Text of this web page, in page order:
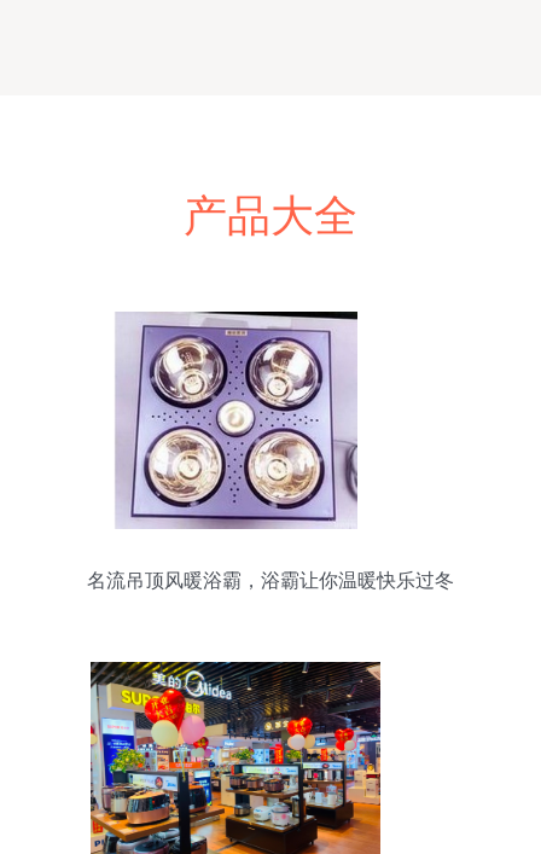
产品大全
名流吊顶风暖浴霸，浴霸让你温暖快乐过冬